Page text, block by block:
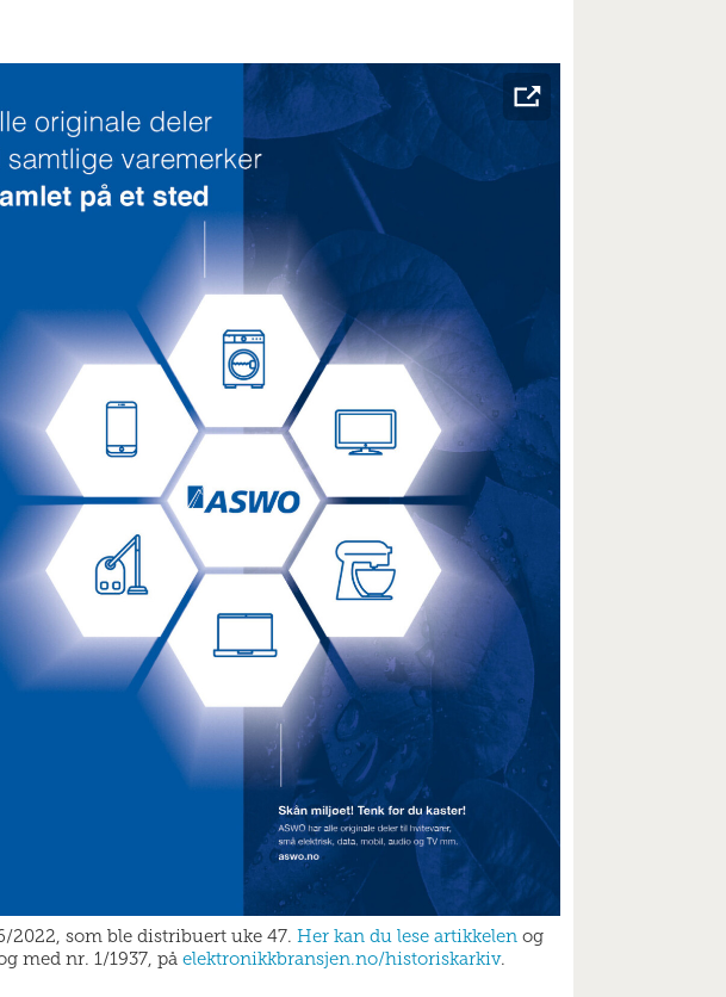
2022, som ble distribuert uke 47.Her kan du lese artikkelen og
med nr. 1/1937, påelektronikkbransjen.no/historiskarkiv.